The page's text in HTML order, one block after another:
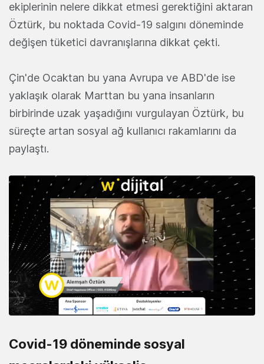
ekiplerinin nelere dikkat etmesi gerektiğini aktaran
Öztürk, bu noktada Covid-19 salgını döneminde
değişen tüketici davranışlarına dikkat çekti.
Çin'de Ocaktan bu yana Avrupa ve ABD'de ise
yaklaşık olarak Marttan bu yana insanların
birbirinde uzak yaşadığını vurgulayan Öztürk, bu
süreçte artan sosyal ağ kullanıcı rakamlarını da
paylaştı.
Covid-19 döneminde sosyal